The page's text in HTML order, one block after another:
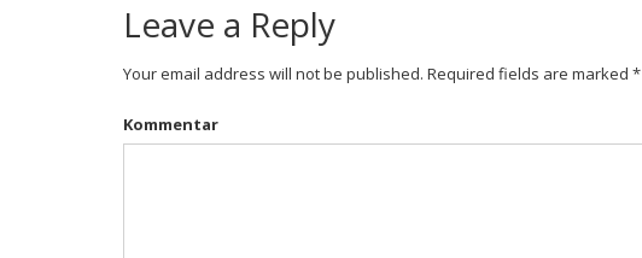
Leave a Reply
Your email address will not be published. Required fields are marked *
Kommentar